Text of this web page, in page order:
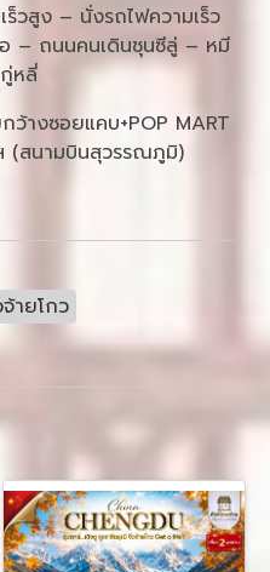
วสูง – นั่งรถไฟความเร็ว
– ถนนคนเดินชุนซีลู่ – หมี
หลี่
างซอยแคบ+POP MART
(สนามบินสุวรรณภูมิ)
ายโกว